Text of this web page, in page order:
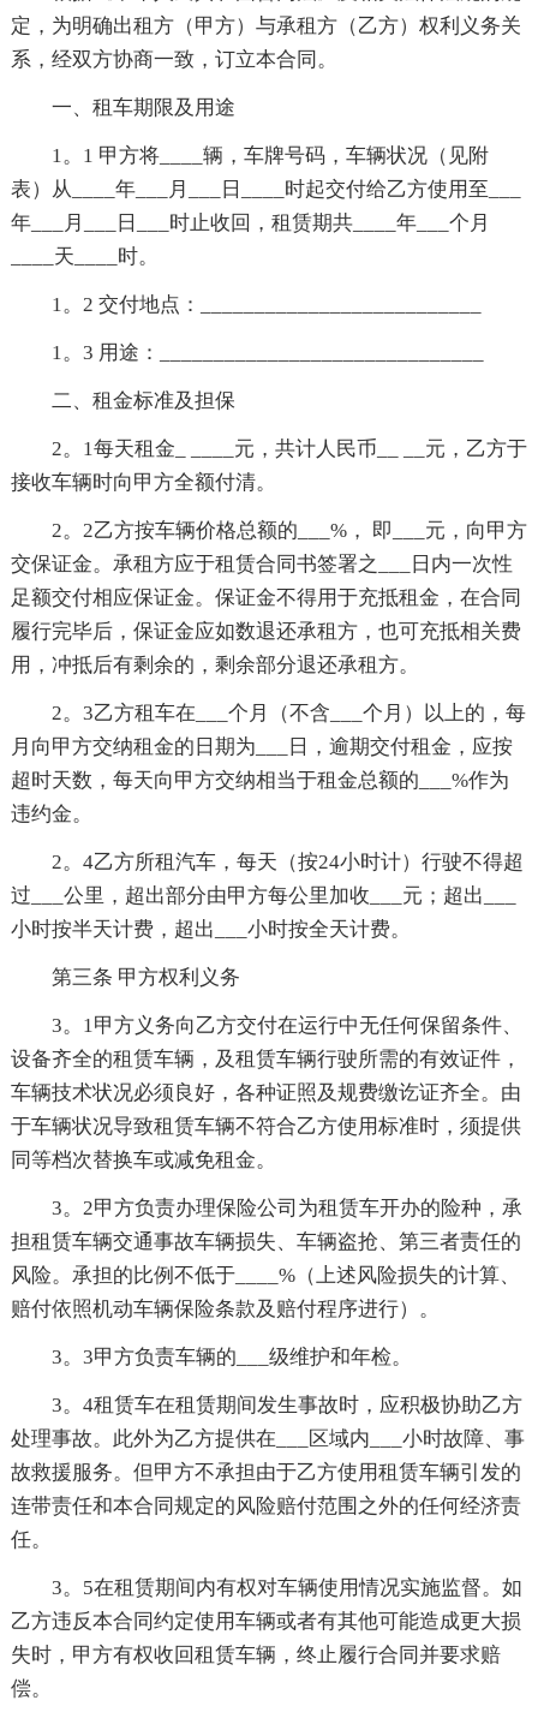
定，为明确出租方（甲方）与承租方（乙方）权利义务关
系，经双方协商一致，订立本合同。
一、租车期限及用途
1。1 甲方将____辆，车牌号码，车辆状况（见附
表）从____年___月___日____时起交付给乙方使用至___
年___月___日___时止收回，租赁期共____年___个月
____天____时。
1。2 交付地点：__________________________
1。3 用途：______________________________
二、租金标准及担保
2。1每天租金_ ____元，共计人民币__ __元，乙方于
接收车辆时向甲方全额付清。
2。2乙方按车辆价格总额的___%， 即___元，向甲方
交保证金。承租方应于租赁合同书签署之___日内一次性
足额交付相应保证金。保证金不得用于充抵租金，在合同
履行完毕后，保证金应如数退还承租方，也可充抵相关费
用，冲抵后有剩余的，剩余部分退还承租方。
2。3乙方租车在___个月（不含___个月）以上的，每
月向甲方交纳租金的日期为___日，逾期交付租金，应按
超时天数，每天向甲方交纳相当于租金总额的___%作为
违约金。
2。4乙方所租汽车，每天（按24小时计）行驶不得超
过___公里，超出部分由甲方每公里加收___元；超出___
小时按半天计费，超出___小时按全天计费。
第三条 甲方权利义务
3。1甲方义务向乙方交付在运行中无任何保留条件、
设备齐全的租赁车辆，及租赁车辆行驶所需的有效证件，
车辆技术状况必须良好，各种证照及规费缴讫证齐全。由
于车辆状况导致租赁车辆不符合乙方使用标准时，须提供
同等档次替换车或减免租金。
3。2甲方负责办理保险公司为租赁车开办的险种，承
担租赁车辆交通事故车辆损失、车辆盗抢、第三者责任的
风险。承担的比例不低于____%（上述风险损失的计算、
赔付依照机动车辆保险条款及赔付程序进行）。
3。3甲方负责车辆的___级维护和年检。
3。4租赁车在租赁期间发生事故时，应积极协助乙方
处理事故。此外为乙方提供在___区域内___小时故障、事
故救援服务。但甲方不承担由于乙方使用租赁车辆引发的
连带责任和本合同规定的风险赔付范围之外的任何经济责
任。
3。5在租赁期间内有权对车辆使用情况实施监督。如
乙方违反本合同约定使用车辆或者有其他可能造成更大损
失时，甲方有权收回租赁车辆，终止履行合同并要求赔
偿。